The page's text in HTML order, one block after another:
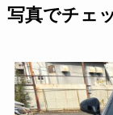
写真でチェ